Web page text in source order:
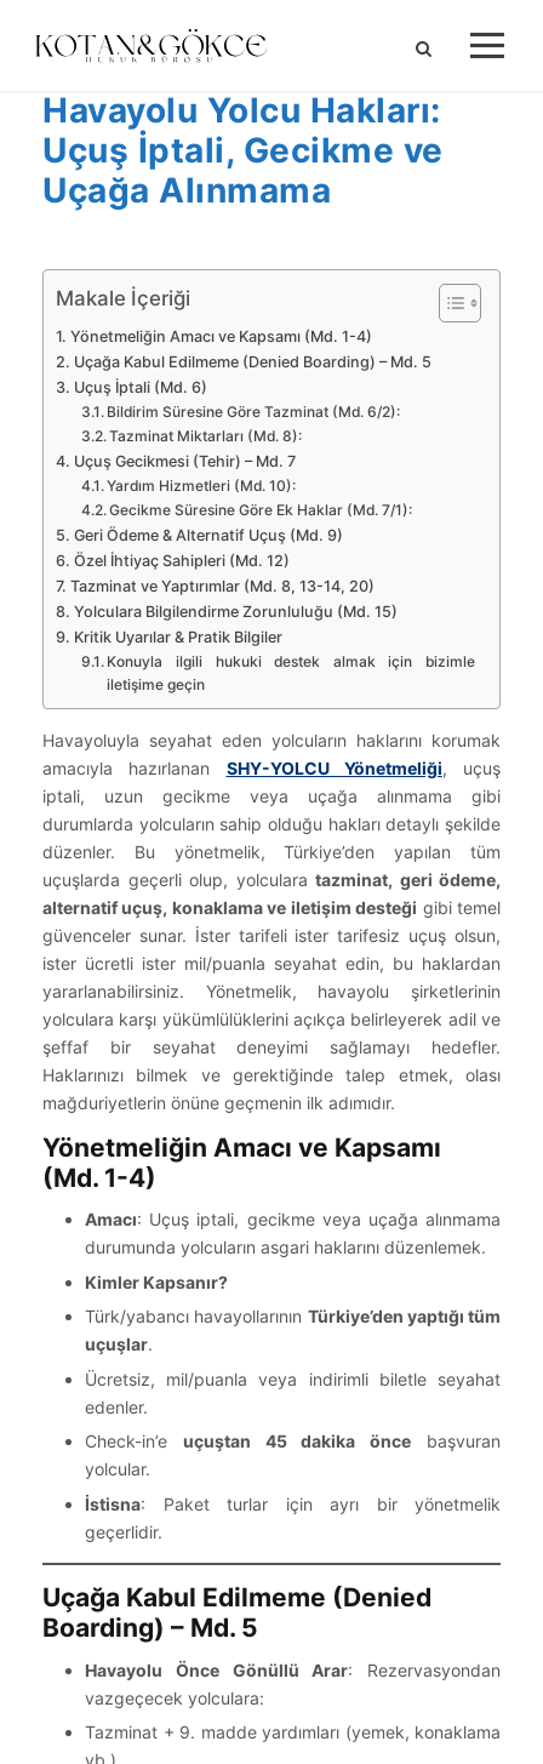
Havayolu Yolcu Hakları:
Uçuş İptali, Gecikme ve
Uçağa Alınmama
Makale İçeriği
Yönetmeliğin Amacı ve Kapsamı (Md. 1-4)
Uçağa Kabul Edilmeme (Denied Boarding) – Md. 5
Uçuş İptali (Md. 6)
Bildirim Süresine Göre Tazminat (Md. 6/2):
Tazminat Miktarları (Md. 8):
Uçuş Gecikmesi (Tehir) – Md. 7
Yardım Hizmetleri (Md. 10):
Gecikme Süresine Göre Ek Haklar (Md. 7/1):
Geri Ödeme & Alternatif Uçuş (Md. 9)
Özel İhtiyaç Sahipleri (Md. 12)
Tazminat ve Yaptırımlar (Md. 8, 13-14, 20)
Yolculara Bilgilendirme Zorunluluğu (Md. 15)
Kritik Uyarılar & Pratik Bilgiler
Konuyla ilgili hukuki destek almak için bizimle
iletişime geçin
Havayoluyla seyahat eden yolcuların haklarını korumak
amacıyla hazırlanan SHY-YOLCU Yönetmeliği, uçuş
iptali, uzun gecikme veya uçağa alınmama gibi
durumlarda yolcuların sahip olduğu hakları detaylı şekilde
düzenler. Bu yönetmelik, Türkiye’den yapılan tüm
uçuşlarda geçerli olup, yolculara tazminat, geri ödeme,
alternatif uçuş, konaklama ve iletişim desteği gibi temel
güvenceler sunar. İster tarifeli ister tarifesiz uçuş olsun,
ister ücretli ister mil/puanla seyahat edin, bu haklardan
yararlanabilirsiniz. Yönetmelik, havayolu şirketlerinin
yolculara karşı yükümlülüklerini açıkça belirleyerek adil ve
şeffaf bir seyahat deneyimi sağlamayı hedefler.
Haklarınızı bilmek ve gerektiğinde talep etmek, olası
mağduriyetlerin önüne geçmenin ilk adımıdır.
Yönetmeliğin Amacı ve Kapsamı
(Md. 1-4)
Amacı: Uçuş iptali, gecikme veya uçağa alınmama
durumunda yolcuların asgari haklarını düzenlemek.
Kimler Kapsanır?
Türk/yabancı havayollarının Türkiye’den yaptığı tüm
uçuşlar.
Ücretsiz, mil/puanla veya indirimli biletle seyahat
edenler.
Check-in’e uçuştan 45 dakika önce başvuran
yolcular.
İstisna: Paket turlar için ayrı bir yönetmelik
geçerlidir.
Uçağa Kabul Edilmeme (Denied
Boarding) – Md. 5
Havayolu Önce Gönüllü Arar: Rezervasyondan
vazgeçecek yolculara:
Tazminat + 9. madde yardımları (yemek, konaklama